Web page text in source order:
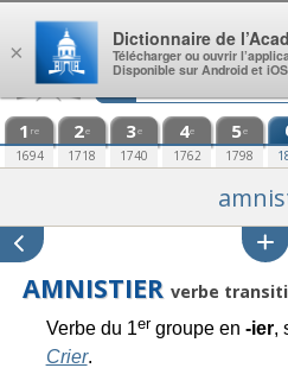
Aller au contenu
1 re
1694
2e
1718
3e
1740
4e
1762
5e
1798
AMNISTIER verbe
Verbe du 1ergroupe en -ier,
Crier.
×
Dictionnaire de
Télécharger ou ouvrir
Disponible sur Android et iOS